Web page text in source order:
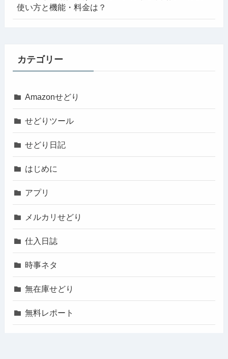
使い方と機能・料金は？
カテゴリー
Amazonせどり
せどりツール
せどり日記
はじめに
アプリ
メルカリせどり
仕入日誌
時事ネタ
無在庫せどり
無料レポート